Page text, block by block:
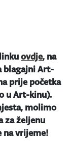
ovdje, na
blagajni Art-
prije početka
u Art-kinu).
molimo
za željenu
na vrijeme!